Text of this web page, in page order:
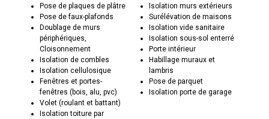
Pose de plaques de plâtre
Pose de faux-plafonds
Doublage de murs
périphériques,
Cloisonnement
Isolation de combles
Isolation cellulosique
Fenêtres et portes-
fenêtres (bois, alu, pvc)
Volet (roulant et battant)
Isolation toiture par
Isolation murs extérieurs
Surélévation de maisons
Isolation vide sanitaire
Isolation sous-sol enterré
Porte intérieur
Habillage muraux et
lambris
Pose de parquet
Isolation porte de garage